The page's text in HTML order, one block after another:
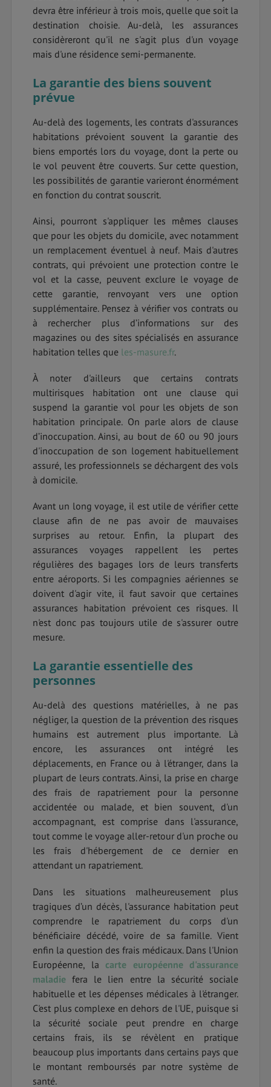
devra être inférieur à trois mois, quelle que soit la
destination choisie. Au-delà, les assurances
considèreront qu'il ne s'agit plus d'un voyage
mais d'une résidence semi-permanente.
La garantie des biens souvent
prévue
Au-delà des logements, les contrats d'assurances
habitations prévoient souvent la garantie des
biens emportés lors du voyage, dont la perte ou
le vol peuvent être couverts. Sur cette question,
les possibilités de garantie varieront énormément
en fonction du contrat souscrit.
Ainsi, pourront s'appliquer les mêmes clauses
que pour les objets du domicile, avec notamment
un remplacement éventuel à neuf. Mais d'autres
contrats, qui prévoient une protection contre le
vol et la casse, peuvent exclure le voyage de
cette garantie, renvoyant vers une option
supplémentaire. Pensez à vérifier vos contrats ou
à rechercher plus d’informations sur des
magazines ou des sites spécialisés en assurance
habitation telles que les-masure.fr.
À noter d'ailleurs que certains contrats
multirisques habitation ont une clause qui
suspend la garantie vol pour les objets de son
habitation principale. On parle alors de clause
d’inoccupation. Ainsi, au bout de 60 ou 90 jours
d'inoccupation de son logement habituellement
assuré, les professionnels se déchargent des vols
à domicile.
Avant un long voyage, il est utile de vérifier cette
clause afin de ne pas avoir de mauvaises
surprises au retour. Enfin, la plupart des
assurances voyages rappellent les pertes
régulières des bagages lors de leurs transferts
entre aéroports. Si les compagnies aériennes se
doivent d'agir vite, il faut savoir que certaines
assurances habitation prévoient ces risques. Il
n'est donc pas toujours utile de s'assurer outre
mesure.
La garantie essentielle des
personnes
Au-delà des questions matérielles, à ne pas
négliger, la question de la prévention des risques
humains est autrement plus importante. Là
encore, les assurances ont intégré les
déplacements, en France ou à l'étranger, dans la
plupart de leurs contrats. Ainsi, la prise en charge
des frais de rapatriement pour la personne
accidentée ou malade, et bien souvent, d'un
accompagnant, est comprise dans l'assurance,
tout comme le voyage aller-retour d'un proche ou
les frais d'hébergement de ce dernier en
attendant un rapatriement.
Dans les situations malheureusement plus
tragiques d’un décès, l'assurance habitation peut
comprendre le rapatriement du corps d'un
bénéficiaire décédé, voire de sa famille. Vient
enfin la question des frais médicaux. Dans l'Union
Européenne, la carte européenne d'assurance
maladie fera le lien entre la sécurité sociale
habituelle et les dépenses médicales à l'étranger.
C'est plus complexe en dehors de l'UE, puisque si
la sécurité sociale peut prendre en charge
certains frais, ils se révèlent en pratique
beaucoup plus importants dans certains pays que
le montant remboursés par notre système de
santé.